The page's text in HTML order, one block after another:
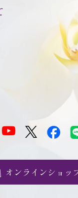
オンラインショッ